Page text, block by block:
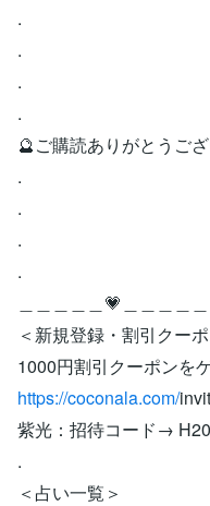
.
.
.
.
🔮ご購読ありがとうご
.
.
.
.
＿＿＿＿＿💗＿＿＿＿
＜新規登録・割引クー
1000円割引クーポンを
https://coconala.com/
紫光：招待コード→
.
＜占い一覧＞